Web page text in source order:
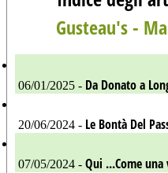
Gusteau's -
06/01/2025 - Da Donato a
20/06/2024 - Le Bontà Del
07/05/2024 - Qui ...Come